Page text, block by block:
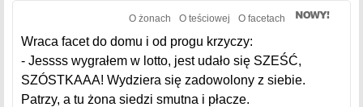
O żonach O teściowej O facetach
Wraca facet do domu i od progu krzyczy:
- Jessss wygrałem w lotto, jest udało się SZEŚĆ,
SZÓSTKAAA! Wydziera się zadowolony z siebie.
Patrzy, a tu żona siedzi smutna i płacze.